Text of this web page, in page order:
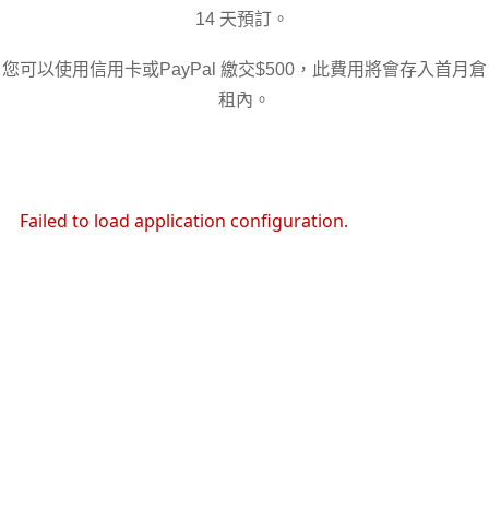
14 天預訂。
您可以使用信用卡或PayPal 繳交$500，此費用將會存入首月倉
租內。
Failed to load application configuration.